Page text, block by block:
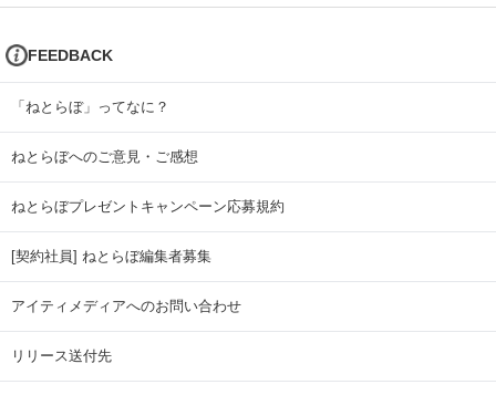
FEEDBACK
「ねとらぼ」ってなに？
ねとらぼへのご意見・ご感想
ねとらぼプレゼントキャンペーン応募規約
[契約社員] ねとらぼ編集者募集
アイティメディアへのお問い合わせ
リリース送付先